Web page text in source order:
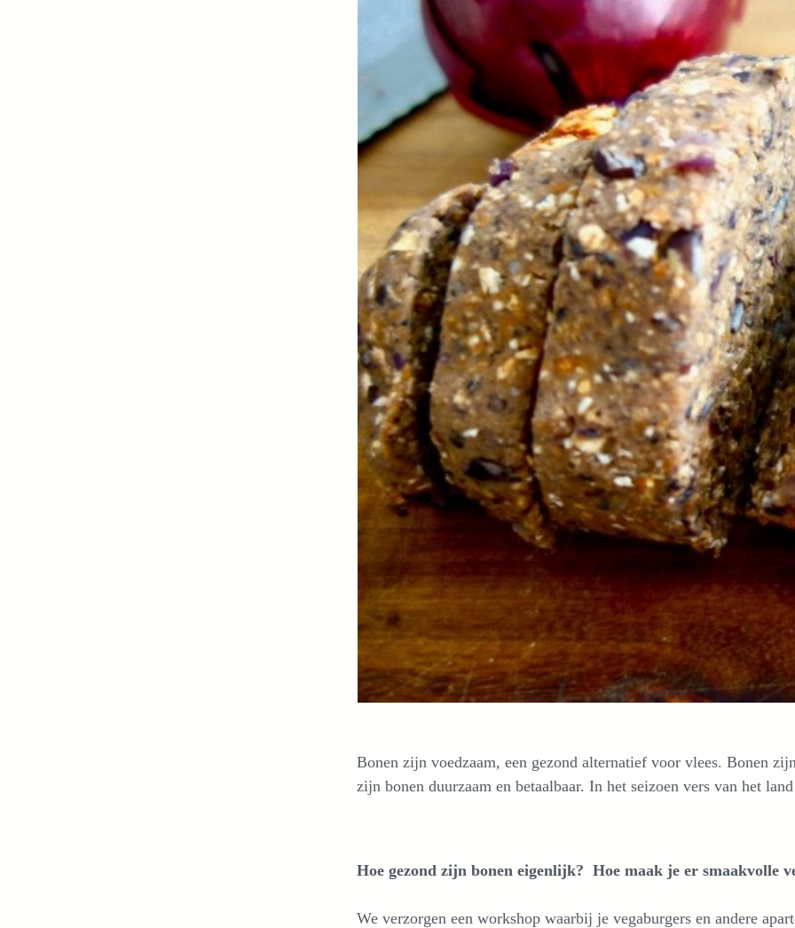
Bonen zijn voedzaam, een gezond alternatief voor vlees. Bonen
zijn bonen duurzaam en betaalbaar. In het seizoen vers van het
Hoe gezond zijn bonen eigenlijk? Hoe maak je er smaakvolle
We verzorgen een workshop waarbij je vegaburgers en andere